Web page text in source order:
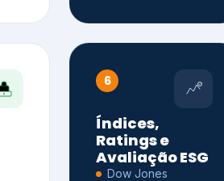
6
Índices,
Ratings e
Avaliação ESG
Dow Jones